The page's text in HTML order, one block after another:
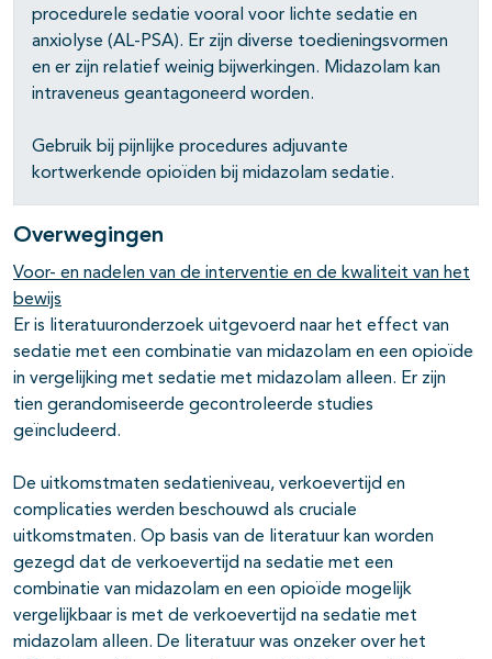
procedurele sedatie vooral voor lichte sedatie en
anxiolyse (AL-PSA). Er zijn diverse toedieningsvormen
en er zijn relatief weinig bijwerkingen. Midazolam kan
intraveneus geantagoneerd worden.
Gebruik bij pijnlijke procedures adjuvante
kortwerkende opioïden bij midazolam sedatie.
Overwegingen
Voor- en nadelen van de interventie en de kwaliteit van het
bewijs
Er is literatuuronderzoek uitgevoerd naar het effect van
sedatie met een combinatie van midazolam en een opioïde
in vergelijking met sedatie met midazolam alleen. Er zijn
tien gerandomiseerde gecontroleerde studies
geïncludeerd.
De uitkomstmaten sedatieniveau, verkoevertijd en
complicaties werden beschouwd als cruciale
uitkomstmaten. Op basis van de literatuur kan worden
gezegd dat de verkoevertijd na sedatie met een
combinatie van midazolam en een opioïde mogelijk
vergelijkbaar is met de verkoevertijd na sedatie met
midazolam alleen. De literatuur was onzeker over het